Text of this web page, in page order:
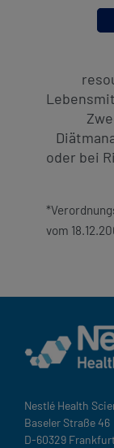
oder bei
vom
Nestlé Health
Baseler Straße 46
D-60329